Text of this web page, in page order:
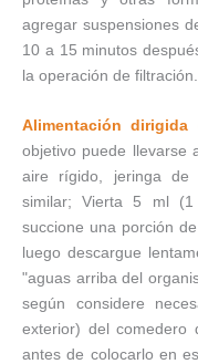
agregar suspensiones
10 a 15 minutos
la operación de filtración.
Alimentación dirigida
objetivo puede llevarse
aire rígido, jeringa de
similar; Vierta 5 ml
succione una porción
luego descargue
"aguas arriba del
según considere
exterior) del
antes de colocarlo en